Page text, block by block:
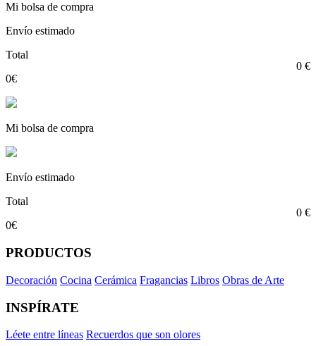
Mi bolsa de compra
Envío estimado
0 €
Total
0€
Mi bolsa de compra
Envío estimado
0 €
Total
0€
PRODUCTOS
Decoración Cocina Cerámica Fragancias Libros Obras de Arte
INSPÍRATE
Léete entre líneas Recuerdos que son olores